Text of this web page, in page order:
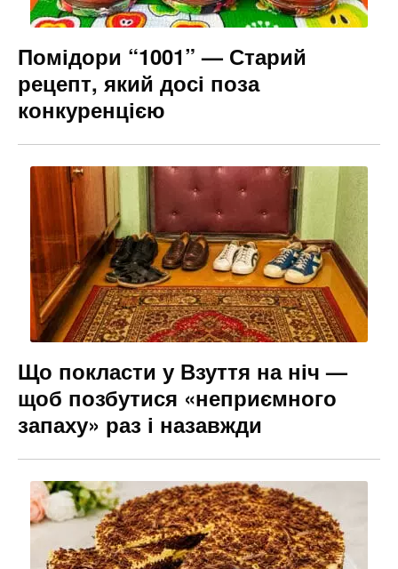
Помідори “1001” — Старий
рецепт, який досі поза
конкуренцією
Що покласти у Взуття на ніч —
щоб позбутися «неприємного
запаху» раз і назавжди